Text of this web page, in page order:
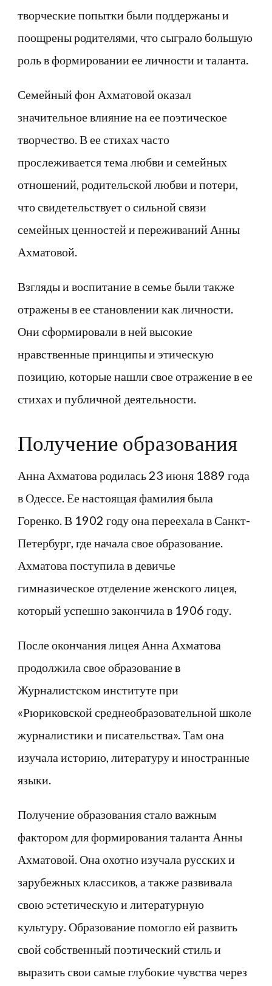
творческие попытки были поддержаны и
поощрены родителями, что сыграло большую
роль в формировании ее личности и таланта.
Семейный фон Ахматовой оказал
значительное влияние на ее поэтическое
творчество. В ее стихах часто
прослеживается тема любви и семейных
отношений, родительской любви и потери,
что свидетельствует о сильной связи
семейных ценностей и переживаний Анны
Ахматовой.
Взгляды и воспитание в семье были также
отражены в ее становлении как личности.
Они сформировали в ней высокие
нравственные принципы и этическую
позицию, которые нашли свое отражение в ее
стихах и публичной деятельности.
Получение образования
Анна Ахматова родилась 23 июня 1889 года
в Одессе. Ее настоящая фамилия была
Горенко. В 1902 году она переехала в Санкт-
Петербург, где начала свое образование.
Ахматова поступила в девичье
гимназическое отделение женского лицея,
который успешно закончила в 1906 году.
После окончания лицея Анна Ахматова
продолжила свое образование в
Журналистском институте при
«Рюриковской среднеобразовательной школе
журналистики и писательства». Там она
изучала историю, литературу и иностранные
языки.
Получение образования стало важным
фактором для формирования таланта Анны
Ахматовой. Она охотно изучала русских и
зарубежных классиков, а также развивала
свою эстетическую и литературную
культуру. Образование помогло ей развить
свой собственный поэтический стиль и
выразить свои самые глубокие чувства через